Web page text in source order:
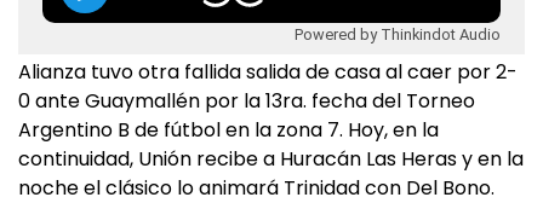
Powered by Thinkindot Audio
Alianza tuvo otra fallida salida de casa al caer por 2-
0 ante Guaymallén por la 13ra. fecha del Torneo
Argentino B de fútbol en la zona 7. Hoy, en la
continuidad, Unión recibe a Huracán Las Heras y en la
noche el clásico lo animará Trinidad con Del Bono.